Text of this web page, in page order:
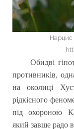
Нарцис
Обидві
противників,
на околиці
рідкісного
під охороною
який завше радо